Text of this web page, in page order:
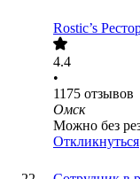
Rostic’s
4.4
•
1175 отзывов
Омск
Можно без
Откликнуться